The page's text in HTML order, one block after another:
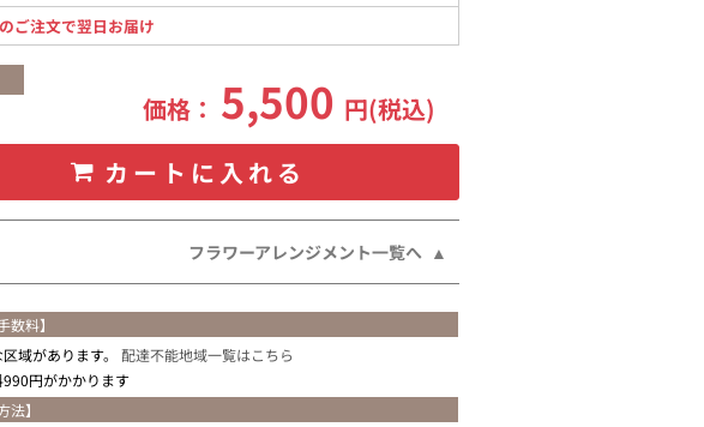
ご注文で翌日お届け
価格： 5,500 円(税込)
カートに入れる
フラワーアレンジメント一覧へ
数料】
域があります。 配達不能地域一覧はこちら
990円がかかります
法】